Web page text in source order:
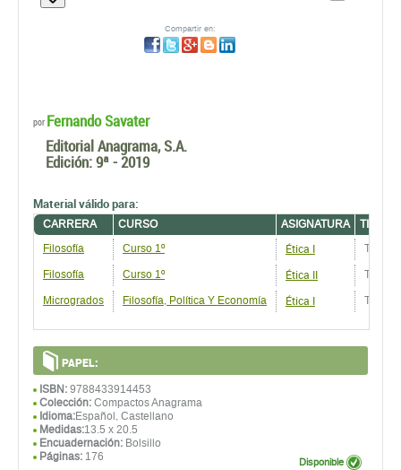
Compartir en:
por Fernando Savater
Editorial Anagrama, S.A.
Edición:9ª - 2019
Material válido para:
CARRERA CURSO ASIGNATURA
TIPO
Filosofía
Curso 1º Ética I Textos
Filosofía Curso 1º Ética II Textos
Microgrados Filosofía, Política Y Economía Ética I Textos
PAPEL:
ISBN: 9788433914453
Colección: Compactos Anagrama
Idioma:Español, Castellano
Medidas:13.5 x 20.5
Encuadernación: Bolsillo
Páginas: 176 Disponible